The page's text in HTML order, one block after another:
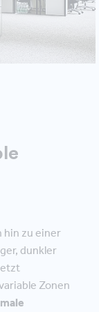
hin zu einer
dunkler
Zonen